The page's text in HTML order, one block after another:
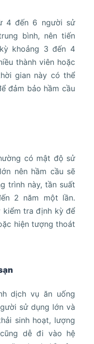
4 đến 6 người sử
bình, nên tiến
khoảng 3 đến 4
thành viên hoặc
gian này có thể
đảm bảo hầm cầu
có mật độ sử
nên hầm cầu sẽ
trình này, tần suất
2 năm một lần.
kiểm tra định kỳ để
hiện tượng thoát
dịch vụ ăn uống
sử dụng lớn và
sinh hoạt, lượng
dễ đi vào hệ